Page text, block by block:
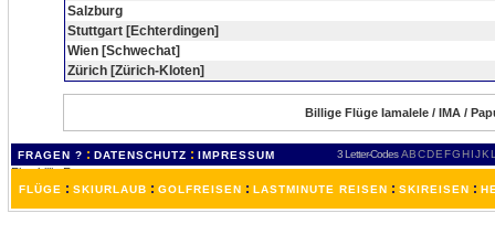
Salzburg
Stuttgart [Echterdingen]
Wien [Schwechat]
Zürich [Zürich-Kloten]
Billige Flüge Iamalele / IMA /
FRAGEN ? : DATENSCHUTZ : IMPRESSUM 3 Letter-Codes ABCDEFGH IJKL
FLÜGE : SKIURLAUB : GOLFREISEN : LASTMINUTE REISEN : SKIREISEN :